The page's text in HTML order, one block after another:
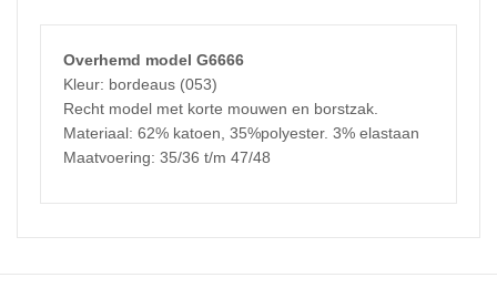
Overhemd model G6666
Kleur: bordeaus (053)
Recht model met korte mouwen en borstzak.
Materiaal: 62% katoen, 35%polyester. 3% elastaan
Maatvoering: 35/36 t/m 47/48